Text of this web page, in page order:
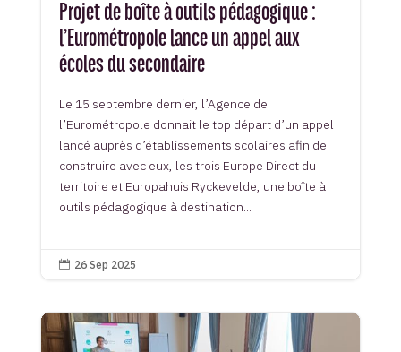
Projet de boîte à outils pédagogique :
l’Eurométropole lance un appel aux
écoles du secondaire
Le 15 septembre dernier, l’Agence de
l’Eurométropole donnait le top départ d’un appel
lancé auprès d’établissements scolaires afin de
construire avec eux, les trois Europe Direct du
territoire et Europahuis Ryckevelde, une boîte à
outils pédagogique à destination...
 26 Sep 2025